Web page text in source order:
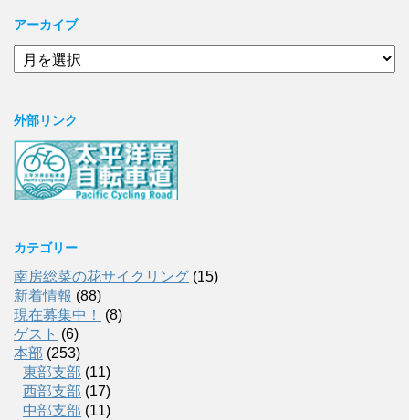
アーカイブ
ア
ー
ブ
外部リンク
カテゴリー
南房総菜の花サイクリング (15)
新着情報 (88)
現在募集中！
(8)
ゲスト (6)
本部 (253)
東部支部 (11)
西部支部 (17)
中部支部 (11)